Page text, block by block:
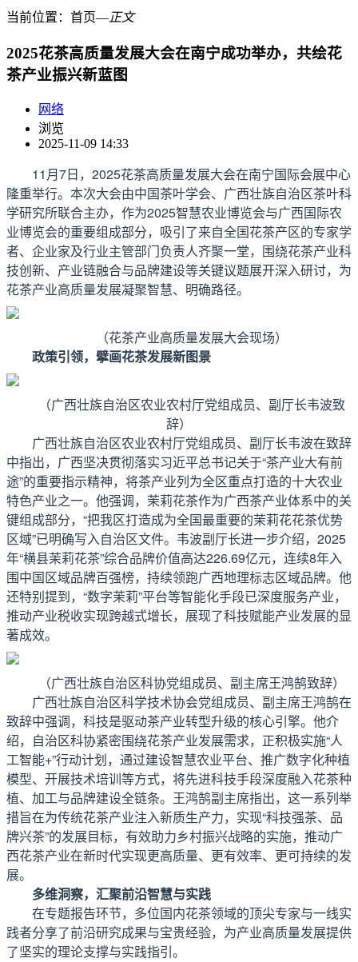
当前位置： 首页―正文
2025花茶高质量发展大会在南宁成功举办，共绘花
茶产业振兴新蓝图
网络
浏览
2025-11-09 14:33
11月7日，2025花茶高质量发展大会在南宁国际会展中心
隆重举行。本次大会由中国茶叶学会、广西壮族自治区茶叶科
学研究所联合主办，作为2025智慧农业博览会与广西国际农
业博览会的重要组成部分，吸引了来自全国花茶产区的专家学
者、企业家及行业主管部门负责人齐聚一堂，围绕花茶产业科
技创新、产业链融合与品牌建设等关键议题展开深入研讨，为
花茶产业高质量发展凝聚智慧、明确路径。
（花茶产业高质量发展大会现场）
政策引领，擘画花茶发展新图景
（广西壮族自治区农业农村厅党组成员、副厅长韦波致
辞）
广西壮族自治区农业农村厅党组成员、副厅长韦波在致辞
中指出，广西坚决贯彻落实习近平总书记关于“茶产业大有前
途”的重要指示精神，将茶产业列为全区重点打造的十大农业
特色产业之一。他强调，茉莉花茶作为广西茶产业体系中的关
键组成部分，“把我区打造成为全国最重要的茉莉花花茶优势
区域”已明确写入自治区文件。韦波副厅长进一步介绍，2025
年“横县茉莉花茶”综合品牌价值高达226.69亿元，连续8年入
围中国区域品牌百强榜，持续领跑广西地理标志区域品牌。他
还特别提到，“数字茉莉”平台等智能化手段已深度服务产业，
推动产业税收实现跨越式增长，展现了科技赋能产业发展的显
著成效。
（广西壮族自治区科协党组成员、副主席王鸿鹄致辞）
广西壮族自治区科学技术协会党组成员、副主席王鸿鹄在
致辞中强调，科技是驱动茶产业转型升级的核心引擎。他介
绍，自治区科协紧密围绕花茶产业发展需求，正积极实施“人
工智能+”行动计划，通过建设智慧农业平台、推广数字化种植
模型、开展技术培训等方式，将先进科技手段深度融入花茶种
植、加工与品牌建设全链条。王鸿鹄副主席指出，这一系列举
措旨在为传统花茶产业注入新质生产力，实现“科技强茶、品
牌兴茶”的发展目标，有效助力乡村振兴战略的实施，推动广
西花茶产业在新时代实现更高质量、更有效率、更可持续的发
展。
多维洞察，汇聚前沿智慧与实践
在专题报告环节，多位国内花茶领域的顶尖专家与一线实
践者分享了前沿研究成果与宝贵经验，为产业高质量发展提供
了坚实的理论支撑与实践指引。